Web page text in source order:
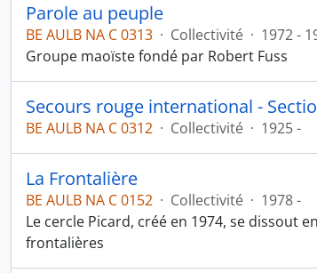
Parole au peuple
BE AULB NA C 0313 · Collectivité · 1972 -
Groupe maoïste fondé par Robert Fuss
Secours rouge international -
BE AULB NA C 0312 · Collectivité · 1925 -
La Frontalière
BE AULB NA C 0152 · Collectivité · 1978 -
Le cercle Picard, créé en 1974, se dissout
frontalières